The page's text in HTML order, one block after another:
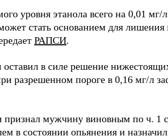
уровня этанола всего на 0,01 мг/
стать основанием для лишения
РАПСИ.
в силе решение
разрешенном пороге в 0,16 мг/л
признал мужчину виновным по ч. 1
в состоянии опьянения и